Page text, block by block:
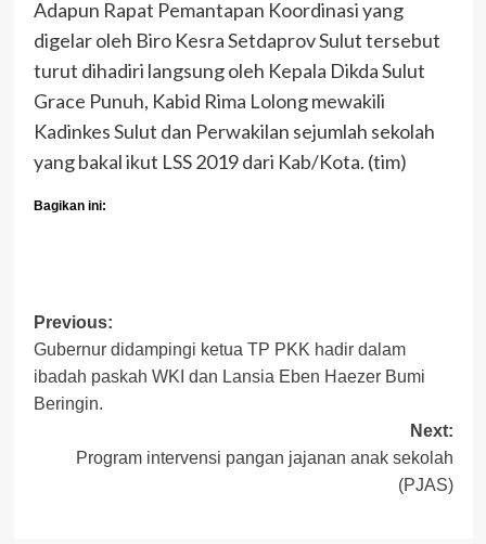
Adapun Rapat Pemantapan Koordinasi yang
digelar oleh Biro Kesra Setdaprov Sulut tersebut
turut dihadiri langsung oleh Kepala Dikda Sulut
Grace Punuh, Kabid Rima Lolong mewakili
Kadinkes Sulut dan Perwakilan sejumlah sekolah
yang bakal ikut LSS 2019 dari Kab/Kota. (tim)
Bagikan ini:
Post
navigation
Previous:
Gubernur didampingi ketua TP PKK hadir dalam
ibadah paskah WKI dan Lansia Eben Haezer Bumi
Beringin.
Next:
Program intervensi pangan jajanan anak sekolah
(PJAS)